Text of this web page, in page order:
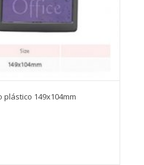
149x104mm